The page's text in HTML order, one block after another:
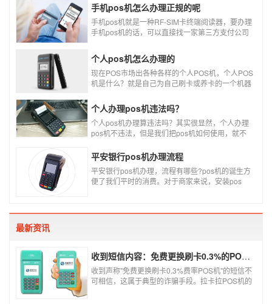
手机pos机怎么办理正规的呢
手机pos机就是一种RF-SIM卡终端阅读器，要办理
手机pos机的话，可以直接找一家第三方支付公司
个人pos机怎么办理的
现在POS市场出各种各样的个人POS机，个人POS
机是什么？就是自己为自己刷卡或养卡的一个机器
个人办理pos机违法吗？
个人pos机办理算违法吗？其实很显然，个人办理
pos机不违法，但是我们把pos机如何使用，就不
现，套现不换，那么我们这样使用pos机肯定就是
违法的，只有我们在安全的使用之下，我们的个人
办理的pos机才是正规的，但是自己刷自己信用卡
用自己的pos机，这样只是算违规，只要我们按时
干扰到他人，不恶意套现银行，那么我们的行为犯
平安银行pos机办理流程
平安银行pos机办理，流程有哪些?pos机的诞生方
便了我们平时的消费。对于商家来说，安装pos
最新资讯
收到短信内容：免费更换刷卡0.3%的POS机，可以相信吗？
收到声称"免费更换刷卡0.3%费率POS机"的短信不
可相信，这属于典型的诈骗手段。拉卡拉POS机的